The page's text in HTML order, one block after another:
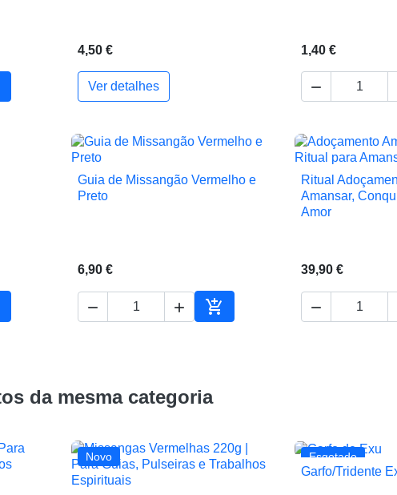
ao carrinho
4,50 €
Ver detalhes
1,40 €

ao carrinho
 Vista rápida
Guia de Missangão Vermelho e
Preto
6,90 €
  
Adicionar ao carrinho

Ritual
Amansar,
Amor
39,90 €

da mesma categoria
Novo Esgotado

Garfo/Tridente